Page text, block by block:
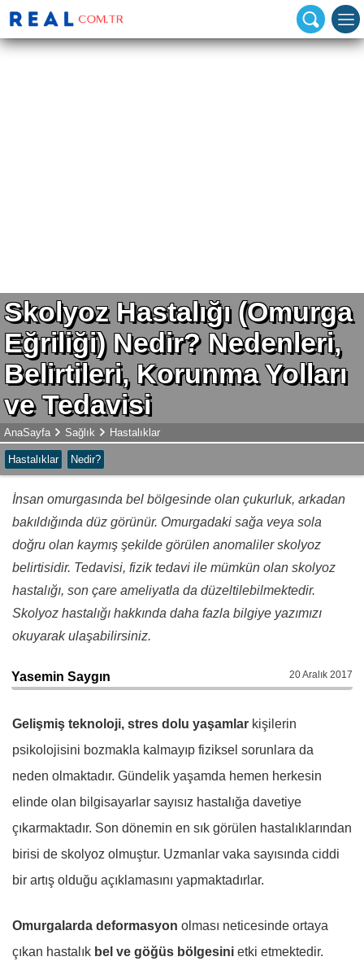
Skolyoz Hastalığı (Omurga
Eğriliği) Nedir? Nedenleri,
Belirtileri, Korunma Yolları
ve Tedavisi
AnaSayfa Sağlık Hastalıklar
Hastalıklar Nedir?
İnsan omurgasında bel bölgesinde olan çukurluk, arkadan
bakıldığında düz görünür. Omurgadaki sağa veya sola
doğru olan kaymış şekilde görülen anomaliler skolyoz
belirtisidir. Tedavisi, fizik tedavi ile mümkün olan skolyoz
hastalığı, son çare ameliyatla da düzeltilebilmektedir.
Skolyoz hastalığı hakkında daha fazla bilgiye yazımızı
okuyarak ulaşabilirsiniz.
Yasemin Saygın 20 Aralık 2017
Gelişmiş teknoloji, stres dolu yaşamlar kişilerin
psikolojisini bozmakla kalmayıp fiziksel sorunlara da
neden olmaktadır. Gündelik yaşamda hemen herkesin
elinde olan bilgisayarlar sayısız hastalığa davetiye
çıkarmaktadır. Son dönemin en sık görülen hastalıklarından
birisi de skolyoz olmuştur. Uzmanlar vaka sayısında ciddi
bir artış olduğu açıklamasını yapmaktadırlar.
Omurgalarda deformasyon olması neticesinde ortaya
çıkan hastalık bel ve göğüs bölgesini etki etmektedir.